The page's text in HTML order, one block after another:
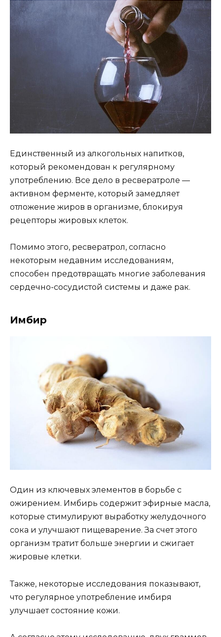
Единственный из алкогольных напитков,
который рекомендован к регулярному
употреблению. Все дело в ресвератроле —
активном ферменте, который замедляет
отложение жиров в организме, блокируя
рецепторы жировых клеток.
Помимо этого, ресвератрол, согласно
некоторым недавним исследованиям,
способен предотвращать многие заболевания
сердечно-сосудистой системы и даже рак.
Имбир
Один из ключевых элементов в борьбе с
ожирением. Имбирь содержит эфирные масла,
которые стимулируют выработку желудочного
сока и улучшают пищеварение. За счет этого
организм тратит больше энергии и сжигает
жировые клетки.
Также, некоторые исследования показывают,
что регулярное употребление имбиря
улучшает состояние кожи.